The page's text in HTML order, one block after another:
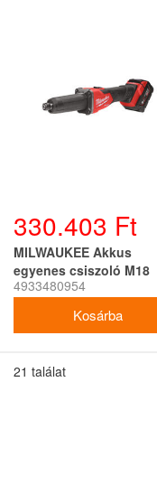
330.403 Ft
MILWAUKEE Akkus
egyenes csiszoló M18
FDGRB-502X (2 x 5,0 Ah
4933480954
21 találat